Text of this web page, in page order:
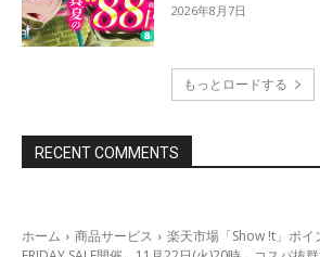
2026年8月7日
もっとロードする
RECENT COMMENTS